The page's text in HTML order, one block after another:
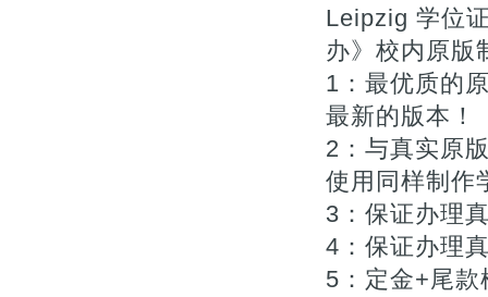
Leipzig 学位
办》校内原版
1：最优质的
最新的版本！
2：与真实原
使用同样制作
3：保证办理
4：保证办理
5：定金+尾